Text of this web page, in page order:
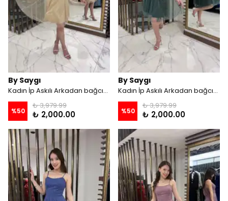
By Saygı
Kadın İp Askılı Arkadan bağcıklı Astarlı Taşlı Kısa Tül Elbise - Bej
%50
₺ 3,979.99
₺ 2,000.00
By Saygı
Kadın İp Askılı Arkadan bağcıklı Astarlı Taşlı Kısa Tül Elbise - Zümrüt
%50
₺ 3,979.99
₺ 2,000.00